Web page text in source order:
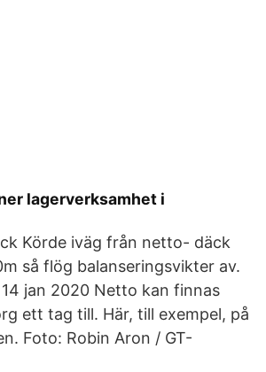
lagerverksamhet i
Körde iväg från netto- däck
så flög balanseringsvikter av.
jan 2020 Netto kan finnas
ett tag till. Här, till exempel, på
Foto: Robin Aron / GT-